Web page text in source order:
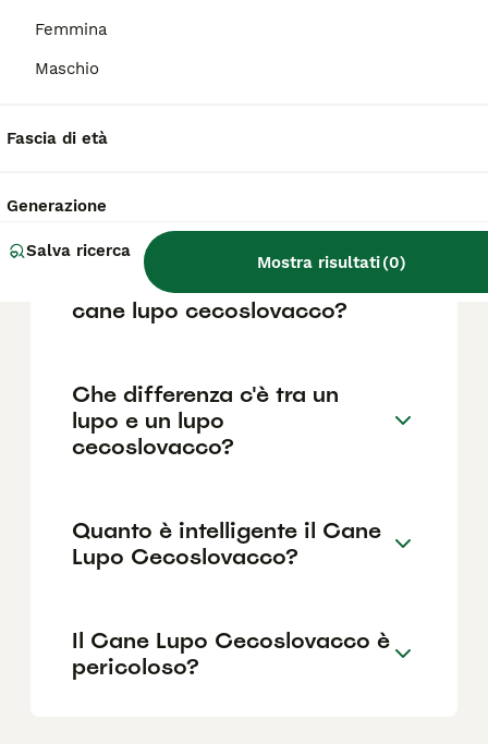
Femmina
Maschio
Fascia di età
Generazione
Salva ricerca
Mostra risultati(0)
Quanto costa un cucciolo di
385€ ,anche se i prezzi possono variare in
Cosa bisogna sapere prima
di prendere un cucciolo di
cane lupo cecoslovacco?
Che differenza c'è tra un
lupo e un lupo
cecoslovacco?
Quanto è intelligente il Cane
Lupo Cecoslovacco?
Il Cane Lupo Cecoslovacco è
pericoloso?